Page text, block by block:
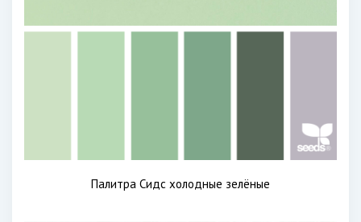
Палитра Сидс холодные зелёные